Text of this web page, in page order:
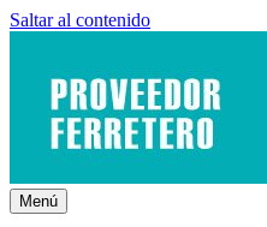
Saltar al contenido
Menú